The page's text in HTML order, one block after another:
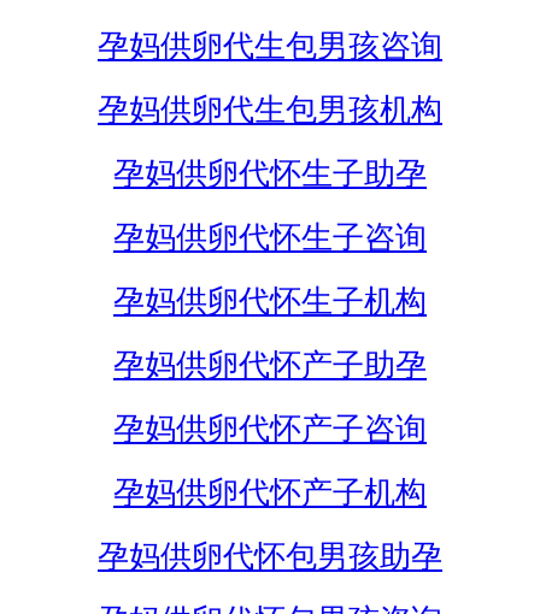
孕妈供卵代生包男孩咨询
孕妈供卵代生包男孩机构
孕妈供卵代怀生子助孕
孕妈供卵代怀生子咨询
孕妈供卵代怀生子机构
孕妈供卵代怀产子助孕
孕妈供卵代怀产子咨询
孕妈供卵代怀产子机构
孕妈供卵代怀包男孩助孕